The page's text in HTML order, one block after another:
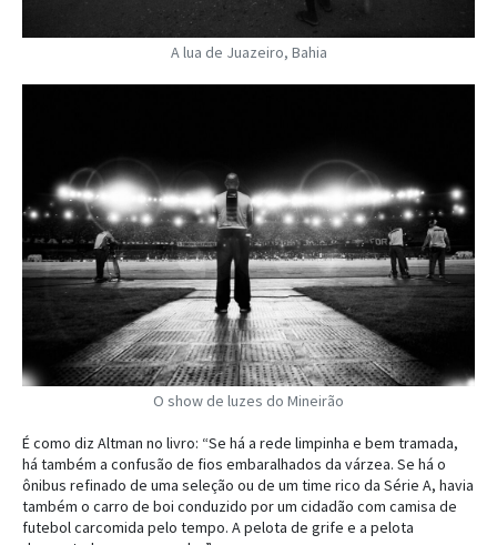
A lua de Juazeiro, Bahia
O show de luzes do Mineirão
É como diz Altman no livro: “Se há a rede limpinha e bem tramada,
há também a confusão de fios embaralhados da várzea. Se há o
ônibus refinado de uma seleção ou de um time rico da Série A, havia
também o carro de boi conduzido por um cidadão com camisa de
futebol carcomida pelo tempo. A pelota de grife e a pelota